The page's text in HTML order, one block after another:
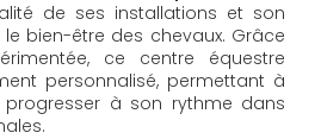
de ses installations et son
bien-être des chevaux. Grâce
ce centre équestre
personnalisé, permettant à
à son rythme dans